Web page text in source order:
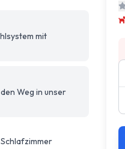
mit
Weg in unser
Schlafzimmer